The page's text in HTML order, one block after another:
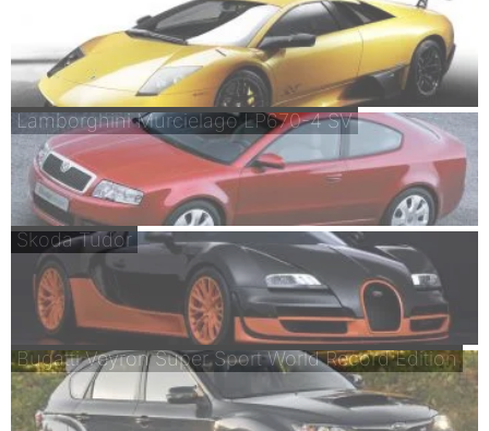
Lamborghini Murcielago LP670-4 SV
Skoda Tudor
Bugatti Veyron Super Sport World Record Edition